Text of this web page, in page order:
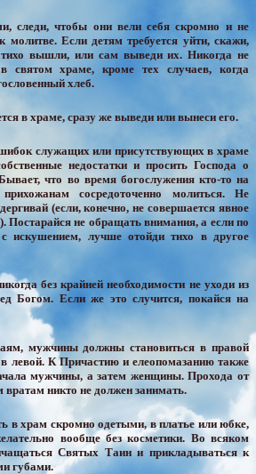
следи, чтобы они вели себя скромно и не
Если детям требуется уйти, скажи,
тихо вышли, или сам выведи их. Никогда не
святом храме, кроме тех случаев, когда
хлеб.
в храме, сразу же выведи или вынеси его.
служащих или присутствующих в храме
недостатки и просить Господа о
что во время богослужения кто-то на
сосредоточенно молиться. Не
(если, конечно, не совершается явное
Постарайся не обращать внимания, а если по
искушением, лучше отойди тихо в другое
без крайней необходимости не уходи из
Богом. Если же это случится, покайся на
мужчины должны становиться в правой
левой. К Причастию и елеопомазанию также
мужчины, а затем женщины. Прохода от
вратам никто не должен занимать.
храм скромно одетыми, в платье или юбке,
вообще без косметики. Во всяком
Святых Таин и прикладываться к
губами.